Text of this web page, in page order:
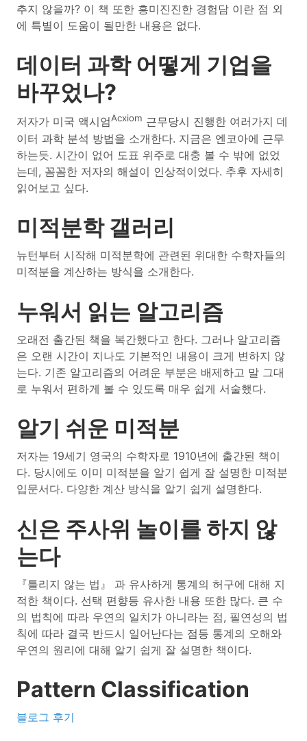
추지 않을까? 이 책 또한 흥미진진한 경험담 이란 점 외
에 특별이 도움이 될만한 내용은 없다.
데이터 과학 어떻게 기업을
바꾸었나?
저자가 미국 액시엄Acxiom 근무당시 진행한 여러가지 데
이터 과학 분석 방법을 소개한다. 지금은 엔코아에 근무
하는듯. 시간이 없어 도표 위주로 대충 볼 수 밖에 없었
는데, 꼼꼼한 저자의 해설이 인상적이었다. 추후 자세히
읽어보고 싶다.
미적분학 갤러리
뉴턴부터 시작해 미적분학에 관련된 위대한 수학자들의
미적분을 계산하는 방식을 소개한다.
누워서 읽는 알고리즘
오래전 출간된 책을 복간했다고 한다. 그러나 알고리즘
은 오랜 시간이 지나도 기본적인 내용이 크게 변하지 않
는다. 기존 알고리즘의 어려운 부분은 배제하고 말 그대
로 누워서 편하게 볼 수 있도록 매우 쉽게 서술했다.
알기 쉬운 미적분
저자는 19세기 영국의 수학자로 1910년에 출간된 책이
다. 당시에도 이미 미적분을 알기 쉽게 잘 설명한 미적분
입문서다. 다양한 계산 방식을 알기 쉽게 설명한다.
신은 주사위 놀이를 하지 않
는다
『틀리지 않는 법』 과 유사하게 통계의 허구에 대해 지
적한 책이다. 선택 편향등 유사한 내용 또한 많다. 큰 수
의 법칙에 따라 우연의 일치가 아니라는 점, 필연성의 법
칙에 따라 결국 반드시 일어난다는 점등 통계의 오해와
우연의 원리에 대해 알기 쉽게 잘 설명한 책이다.
Pattern Classification
블로그 후기